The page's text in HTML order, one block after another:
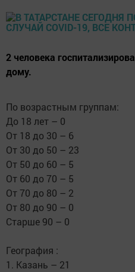
2 человека
дому.
По возрастным группам:
До 18 лет – 0
От 18 до 30 – 6
От 30 до 50 – 23
От 50 до 60 – 5
От 60 до 70 – 5
От 70 до 80 – 2
От 80 до 90 – 0
Старше 90 – 0
География :
1. Казань – 21